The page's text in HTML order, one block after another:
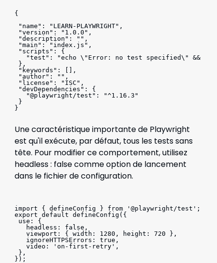
{
"name": "LEARN-PLAYWRIGHT",
"version": "1.0.0",
"description": "",
"main": "index.js",
"scripts": {
"test": "echo \"Error: no test specified\" &&
},
"keywords": [],
"author": "",
"license": "ISC",
"devDependencies": {
"@playwright/test": "^1.16.3"
}
}
Une caractéristique importante de Playwright
est qu'il exécute, par défaut, tous les tests sans
tête. Pour modifier ce comportement, utilisez
headless : false comme option de lancement
dans le fichier de configuration.
import { defineConfig } from '@playwright/test';
export default defineConfig({
use: {
headless: false,
viewport: { width: 1280, height: 720 },
ignoreHTTPSErrors: true,
video: 'on-first-retry',
},
});